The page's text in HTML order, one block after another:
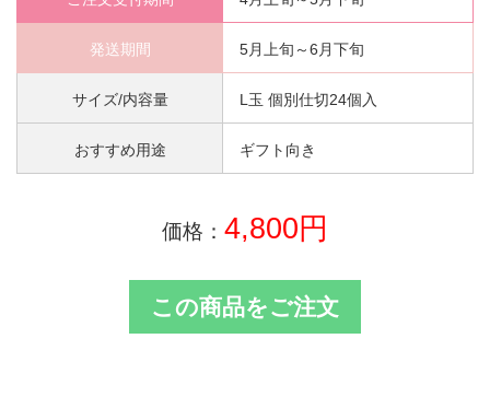
発送期間 5月上旬～6月下旬
サイズ/内容量 L玉 個別仕切24個入
おすすめ用途 ギフト向き
価格： 4,800円
この商品をご注文